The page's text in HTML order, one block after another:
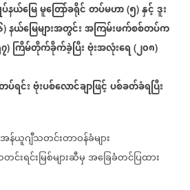
နယ်မြေမူတြော်ခရိုင်တပ်မဟာ (၅) နှင့်ဒူး
) နယ်မြေများအတွင်းအကြမ်းဖက်စစ်တပ်က
) ကြိမ်တိုက်ခိုက်ခဲ့ပြီးဗုံးအလုံးရေ (၂၀၈)
ပ်ရင်းဗုံးပစ်လောင်ချာဖြင့်ပစ်ခတ်ခံရပြီး
ယူဂျီသတင်းတာဝန်ခံများ
ရင်းမြစ်များဆီမှအခြေခံတင်ပြထား